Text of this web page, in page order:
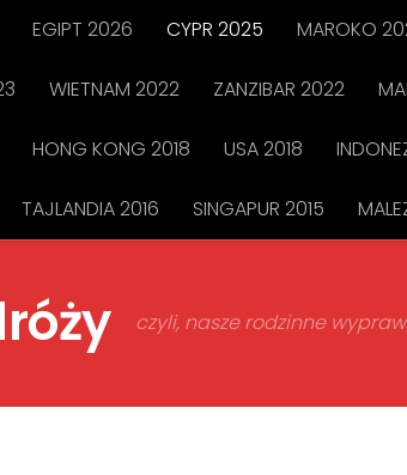
EGIPT 2026 CYPR 2025 MAROKO
WIETNAM 2022 ZANZIBAR 2022
HONG KONG 2018 USA 2018
TAJLANDIA 2016 SINGAPUR 2015
czyli, nasze rodzinne